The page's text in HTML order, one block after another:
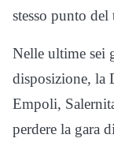
stesso punto
Nelle ultime sei
disposizione, la
Empoli,
perdere la gara